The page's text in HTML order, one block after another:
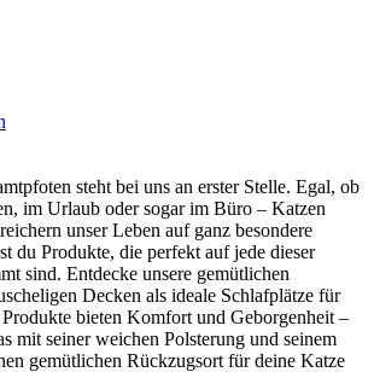
steht bei uns an erster Stelle. Egal, ob
im Urlaub oder sogar im Büro – Katzen
unser Leben auf ganz besondere
du Produkte, die perfekt auf jede dieser
sind. Entdecke unsere gemütlichen
Decken als ideale Schlafplätze für
bieten Komfort und Geborgenheit –
mit seiner weichen Polsterung und seinem
gemütlichen Rückzugsort für deine Katze